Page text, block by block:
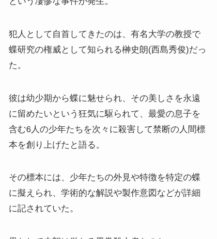
犯人として自首してきたのは、有名大学の教授で
蝶研究の権威として知られる榊史朗(西島秀俊)だっ
た。
彼は幼少期から蝶に魅せられ、その美しさを永遠
に留めたいという狂気に駆られて、最愛の息子を
含む6人の少年たちを次々に殺害して禁断の人間標
本を創り上げたと語る。
その標本には、少年たちの外見や特徴を特定の蝶
に擬えられ、学術的な解説や製作意図などが詳細
に記されていた。